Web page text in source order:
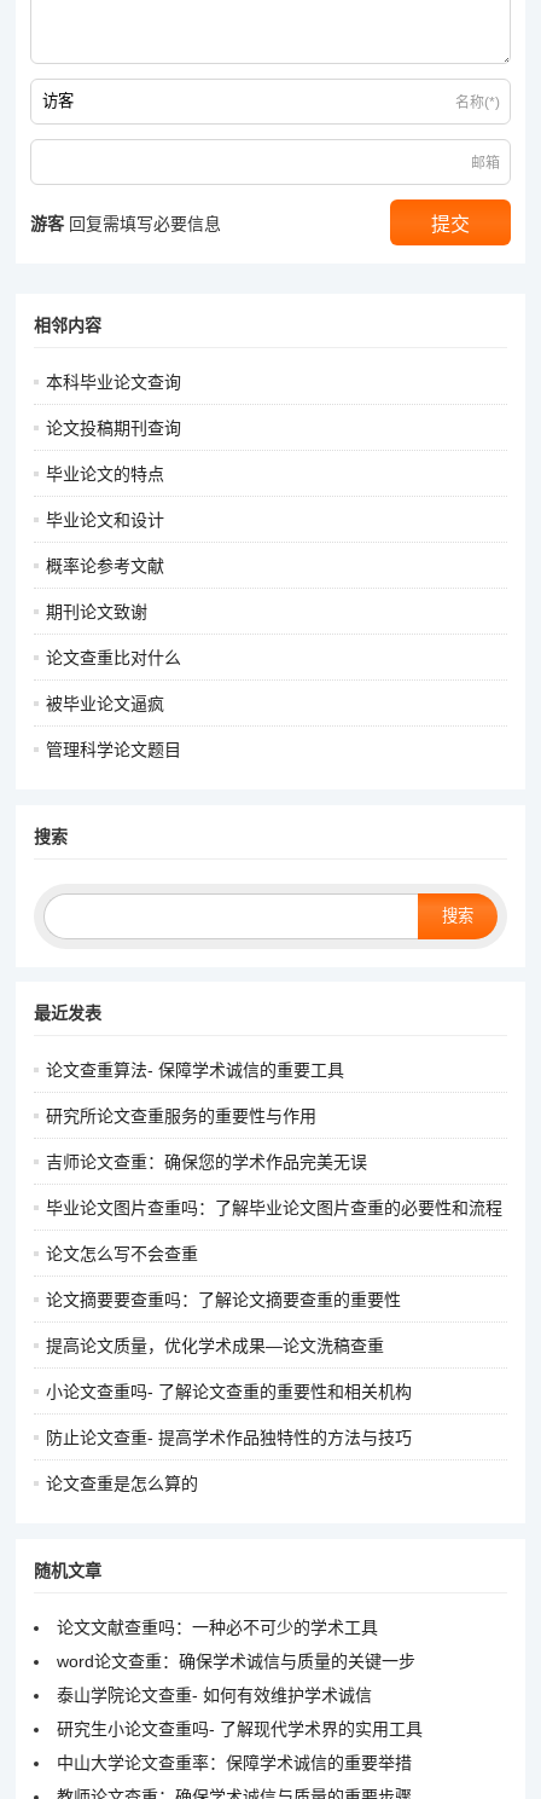
名称(*)
邮箱
游客 回复需填写必要信息
相邻内容
本科毕业论文查询
论文投稿期刊查询
毕业论文的特点
毕业论文和设计
概率论参考文献
期刊论文致谢
论文查重比对什么
被毕业论文逼疯
管理科学论文题目
搜索
Search
最近发表
论文查重算法- 保障学术诚信的重要工具
研究所论文查重服务的重要性与作用
吉师论文查重：确保您的学术作品完美无误
毕业论文图片查重吗：了解毕业论文图片查重的必要性和流程
论文怎么写不会查重
论文摘要要查重吗：了解论文摘要查重的重要性
提高论文质量，优化学术成果—论文洗稿查重
小论文查重吗- 了解论文查重的重要性和相关机构
防止论文查重- 提高学术作品独特性的方法与技巧
论文查重是怎么算的
随机文章
论文文献查重吗：一种必不可少的学术工具
word论文查重：确保学术诚信与质量的关键一步
泰山学院论文查重- 如何有效维护学术诚信
研究生小论文查重吗- 了解现代学术界的实用工具
中山大学论文查重率：保障学术诚信的重要举措